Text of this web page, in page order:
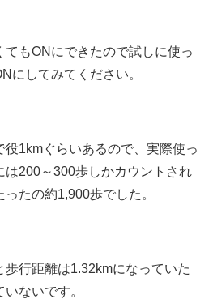
もONにできたので試しに使っ
にしてみてください。
1kmぐらいあるので、実際使っ
は200～300歩しかカウントされ
たの約1,900歩でした。
歩行距離は1.32kmになっていた
ないです。